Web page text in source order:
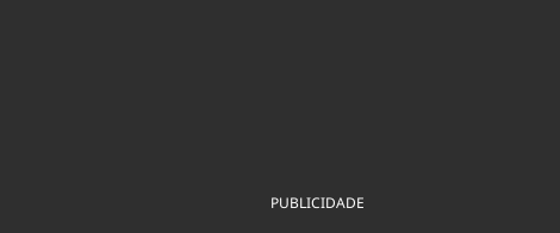
PUBLICIDADE